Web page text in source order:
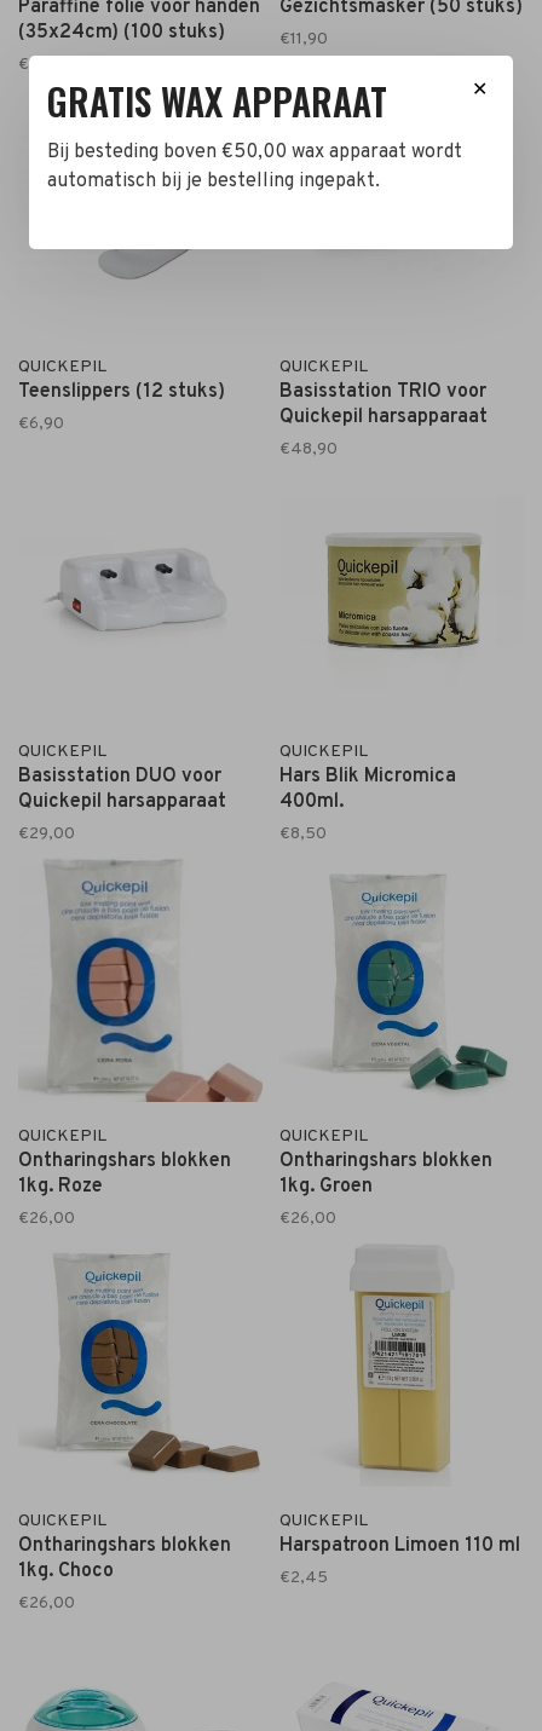
Paraffine folie voor handen
(35x24cm) (100 stuks)
€12,90
Gezichtsmasker (50 stuks)
€11,90
QUICKEPIL
Teenslippers (12 stuks)
€6,90
QUICKEPIL
Basisstation TRIO voor
Quickepil harsapparaat
€48,90
QUICKEPIL
Basisstation DUO voor
Quickepil harsapparaat
€29,00
QUICKEPIL
Hars Blik Micromica
400ml.
€8,50
QUICKEPIL
Ontharingshars blokken
1kg. Roze
€26,00
QUICKEPIL
Ontharingshars blokken
1kg. Groen
€26,00
QUICKEPIL
Ontharingshars blokken
1kg. Choco
€26,00
QUICKEPIL
Harspatroon Limoen 110 ml
€2,45
✕
GRATIS WAX APPARAAT
Bij besteding boven €50,00 wax apparaat wordt
automatisch bij je bestelling ingepakt.